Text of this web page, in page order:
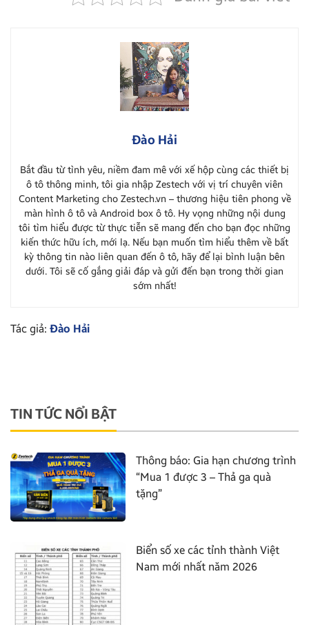
Đào Hải
Bắt đầu từ tình yêu, niềm đam mê với xế hộp cùng các thiết bị
ô tô thông minh, tôi gia nhập Zestech với vị trí chuyên viên
Content Marketing cho Zestech.vn – thương hiệu tiên phong về
màn hình ô tô và Android box ô tô. Hy vọng những nội dung
tôi tìm hiểu được từ thực tiễn sẽ mang đến cho bạn đọc những
kiến thức hữu ích, mới lạ. Nếu bạn muốn tìm hiểu thêm về bất
kỳ thông tin nào liên quan đến ô tô, hãy để lại bình luận bên
dưới. Tôi sẽ cố gắng giải đáp và gửi đến bạn trong thời gian
sớm nhất!
Tác giả: Đào Hải
TIN TỨC NỔI BẬT
Thông báo: Gia hạn chương trình
“Mua 1 được 3 – Thả ga quà
tặng”
Biển số xe các tỉnh thành Việt
Nam mới nhất năm 2026